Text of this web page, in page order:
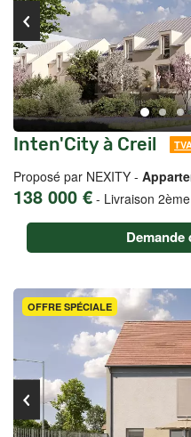
Inten'City à Creil
Proposé par NEXITY -
138 000 € - Livraison
OFFRE SPÉCIALE